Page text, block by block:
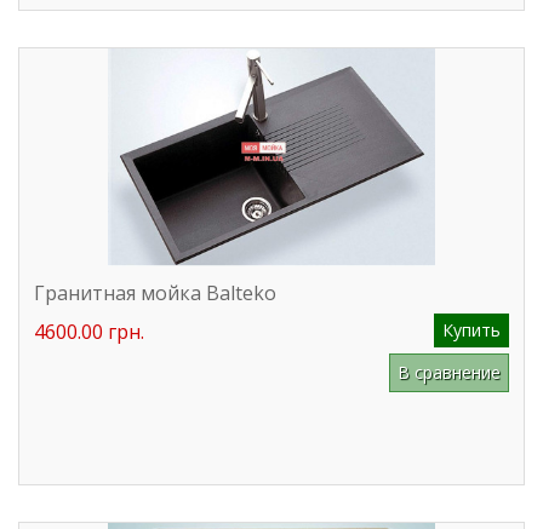
Гранитная мойка Balteko
4600.00 грн.
Купить
В сравнение